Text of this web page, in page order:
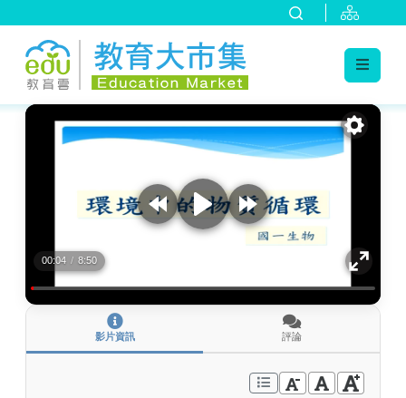
:::
00:04 / 8:50
影片資訊 評論